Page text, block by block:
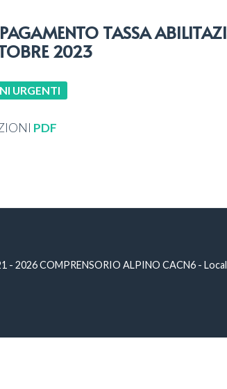
TASSA
2023
URGENTI
PDF
- 2026 COMPRENSORIO ALPINO CACN6 -